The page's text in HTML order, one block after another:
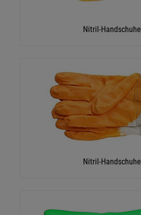
Nitril-Handschuhe
Nitril-Handschuhe